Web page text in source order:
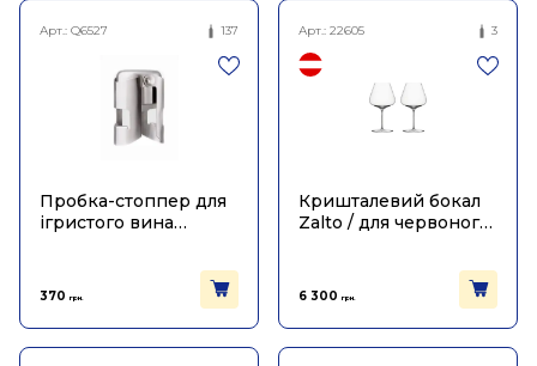
Арт.: Q6527 137
Пробка-стоппер для
ігристого вина
370 грн.
Арт.: 22605 3
Кришталевий бокал
Zalto / для червоного
6 300 грн.